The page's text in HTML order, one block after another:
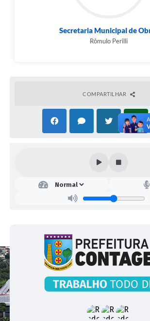
Secretaria Municipal de
Rômulo Perilli
COMPARTILHAR